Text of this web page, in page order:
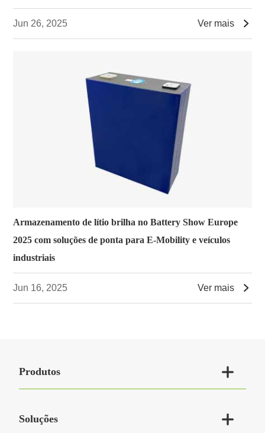
Jun 26, 2025 Ver mais 
Armazenamento de lítio brilha no Battery Show Europe
2025 com soluções de ponta para E-Mobility e veículos
industriais
Jun 16, 2025 Ver mais 
Produtos 
Soluções 